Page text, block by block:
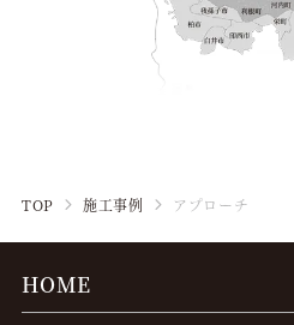
TOP 施工事例 アプローチ
HOME